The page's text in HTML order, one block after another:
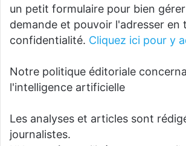
un petit formulaire pour bien
demande et pouvoir l'adresser en
confidentialité. Cliquez ici pour y
Notre politique éditoriale
l'intelligence artificielle
Les analyses et articles sont
journalistes.